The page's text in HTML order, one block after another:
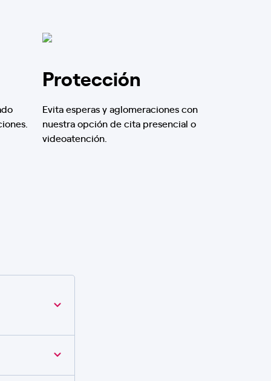
Protección
Evita esperas y aglomeraciones con
nuestra opción de cita presencial o
videoatención.